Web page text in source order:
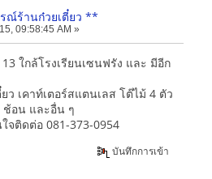
ณ์ร้านก๋วยเตี๋ยว **
09:58:45 AM »
ใกล้โรงเรียนเซนฟรัง และ มีอีก
ว เคาท์เตอร์สแตนเลส โต๊ไม้ 4 ตัว
ช้อน และอื่น ๆ
จติดต่อ 081-373-0954
บันทึกการเข้า